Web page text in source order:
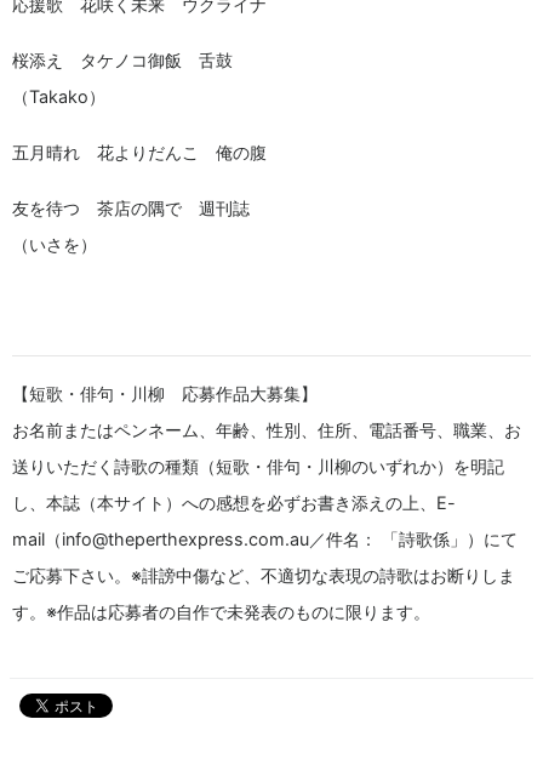
応援歌 花咲く未来 ウクライナ
桜添え タケノコ御飯 舌鼓
（Takako）
五月晴れ 花よりだんこ 俺の腹
友を待つ 茶店の隅で 週刊誌
（いさを）
【短歌・俳句・川柳 応募作品大募集】
お名前またはペンネーム、年齢、性別、住所、電話番号、職業、お
送りいただく詩歌の種類（短歌・俳句・川柳のいずれか）を明記
し、本誌（本サイト）への感想を必ずお書き添えの上、E-
mail（info@theperthexpress.com.au／件名： 「詩歌係」）にて
ご応募下さい。※誹謗中傷など、不適切な表現の詩歌はお断りしま
す。※作品は応募者の自作で未発表のものに限ります。